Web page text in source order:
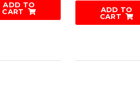
ADD TO
CART ADD TO
CART